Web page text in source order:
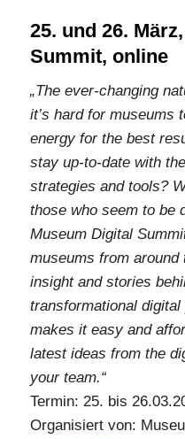
25. und 26.
Summit, online
„The ever-changing
it’s hard for museums
energy for the best
stay up-to-date with
strategies and tools?
those who seem to be
Museum Digital
museums from
insight and stories
transformational
makes it easy and
latest ideas from the
your team.“
Termin: 25. bis
Organisiert von: